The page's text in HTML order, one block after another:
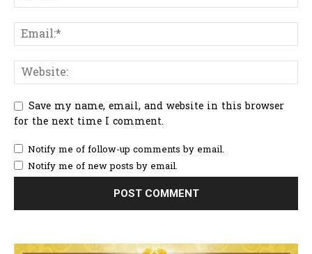
Save my name, email, and website in this browser
for the next time I comment.
Notify me of follow-up comments by email.
Notify me of new posts by email.